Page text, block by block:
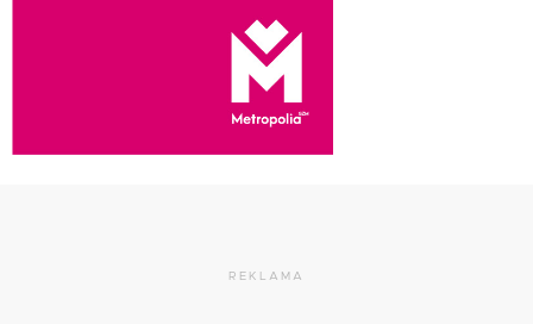
REKLAMA